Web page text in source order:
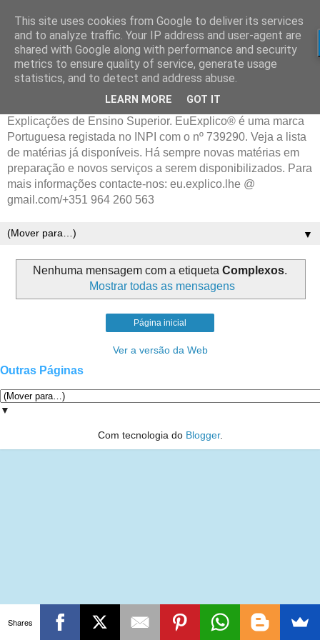
Explicações de Ensino Superior. EuExplico® é uma marca
Portuguesa registada no INPI com o nº 739290. Veja a lista
de matérias já disponíveis. Há sempre novas matérias em
preparação e novos serviços a serem disponibilizados. Para
mais informações contacte-nos: eu.explico.lhe @
gmail.com/+351 964 260 563
▼
Nenhuma mensagem com a etiqueta Complexos.
Mostrar todas as mensagens
Página inicial
Ver a versão da Web
Outras Páginas
▼
Com tecnologia do Blogger.
This site uses cookies from Google to deliver its services
and to analyze traffic. Your IP address and user-agent are
shared with Google along with performance and security
metrics to ensure quality of service, generate usage
statistics, and to detect and address abuse.
LEARN MORE GOT IT
Shares